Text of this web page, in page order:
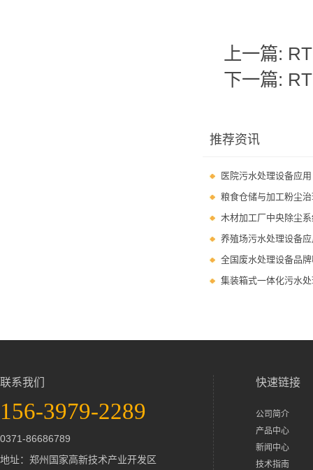
上一篇:
下一篇:
推荐资讯
医院污水处理设备应
粮食仓储与加工粉尘
木材加工厂中央除尘
养殖场污水处理设备
全国废水处理设备品
集装箱式一体化污水
联系我们
156-3979-2289
0371-86686789
地址：郑州国家高新技术产业开发区
快速链接
公司简介
产品中心
新闻中心
技术指南